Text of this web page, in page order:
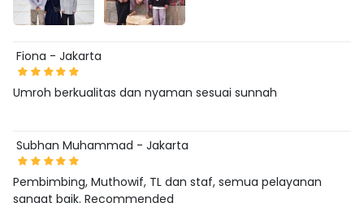
Fiona - Jakarta
Umroh berkualitas dan nyaman sesuai sunnah
Subhan Muhammad - Jakarta
Pembimbing, Muthowif, TL dan staf, semua pelayanan
sangat baik. Recommended